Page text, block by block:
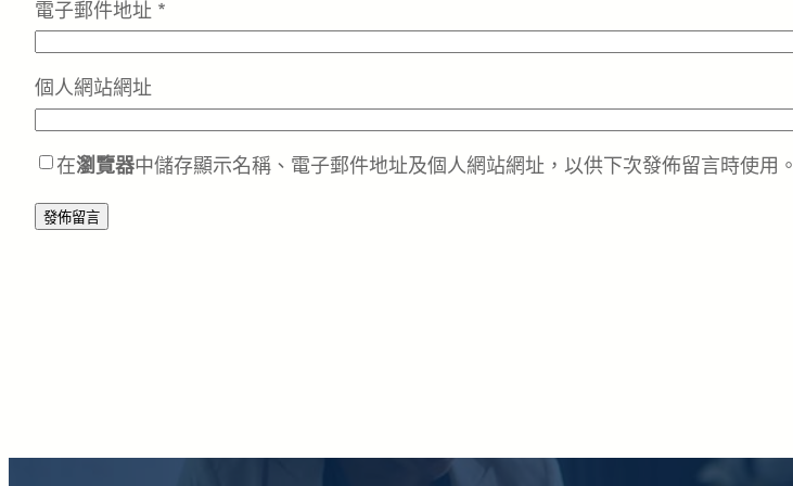
電子郵件地址 *
個人網站網址
在瀏覽器中儲存顯示名稱、電子郵件地址及個人網站網址，以供下次發佈留言時使用。